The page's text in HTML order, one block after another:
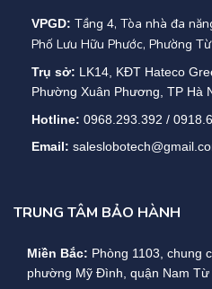
VPGD: Tầng 4, Tòa nhà đa
Phố Lưu Hữu Phước, Phường
Trụ sở: LK14, KĐT Hateco
Phường Xuân Phương, TP Hà
Hotline: 0968.293.392 /
Email:
TRUNG TÂM BẢO HÀNH
Miền Bắc: Phòng 1103, chung
phường Mỹ Đình, quận Nam Từ